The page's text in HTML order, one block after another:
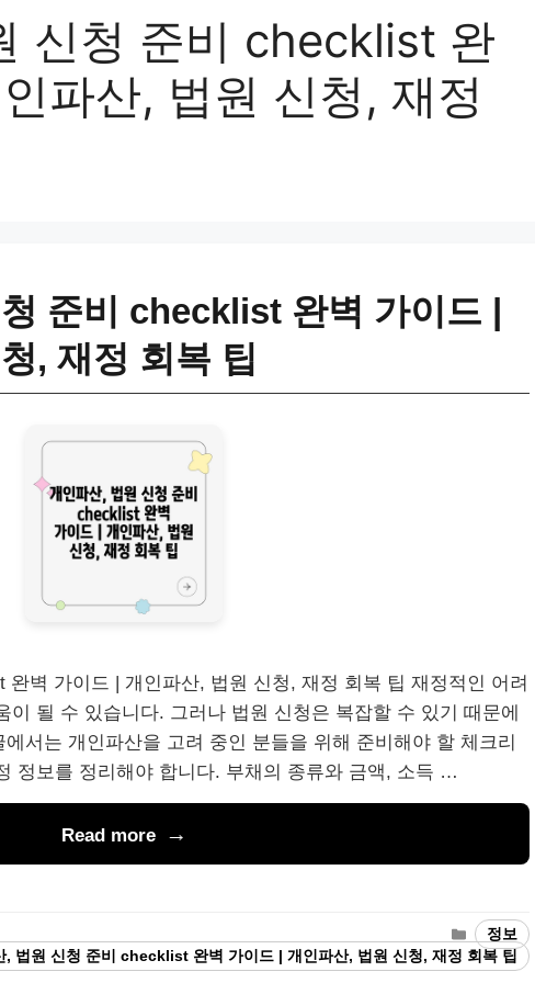
신청 준비 checklist 완
파산, 법원 신청, 재정
준비 checklist 완벽 가이드 |
, 재정 회복 팁
벽 가이드 | 개인파산, 법원 신청, 재정 회복 팁 재정적인 어려
될 수 있습니다. 그러나 법원 신청은 복잡할 수 있기 때문에
서는 개인파산을 고려 중인 분들을 위해 준비해야 할 체크리
정보를 정리해야 합니다. 부채의 종류와 금액, 소득 …
Read more
Categories
정보
, 법원 신청 준비 checklist 완벽 가이드 | 개인파산, 법원 신청, 재정 회복 팁